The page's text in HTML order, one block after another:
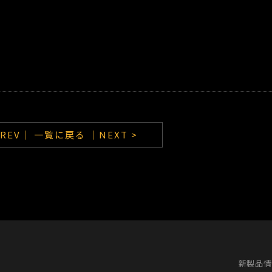
｜ 一覧に戻る ｜NEXT >
新製品